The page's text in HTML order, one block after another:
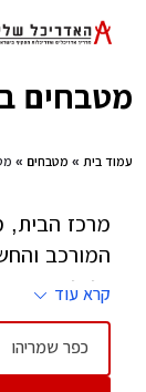
מטבחים
עמוד בית » מטבחים »
מרכז הבית,
המורכב
אנחנו
בשיחות,
המטבח
מטבחים
קרא עוד
כפר שמריהו